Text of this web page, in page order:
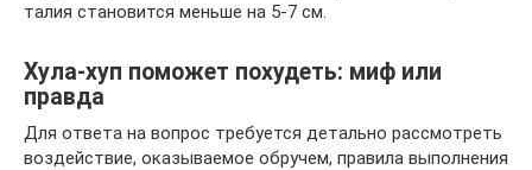
талия становится меньше на 5-7 см.
Хула-хуп поможет похудеть: миф или
правда
Для ответа на вопрос требуется детально рассмотреть
воздействие, оказываемое обручем, правила выполнения